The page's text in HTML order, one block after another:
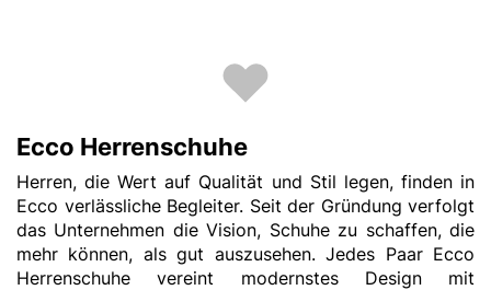
Ecco Herrenschuhe
Herren, die Wert auf Qualität und Stil legen, finden in
Ecco verlässliche Begleiter. Seit der Gründung verfolgt
das Unternehmen die Vision, Schuhe zu schaffen, die
mehr können, als gut auszusehen. Jedes Paar Ecco
Herrenschuhe vereint modernstes Design mit